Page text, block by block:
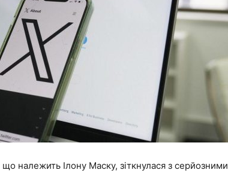
належить Ілону Маску, зіткнулася з серйозними